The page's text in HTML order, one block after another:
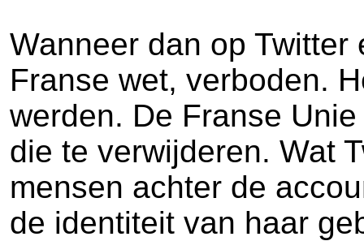
Wanneer dan op
Franse wet, verboden.
werden. De Franse
die te verwijderen. Wat
mensen achter de
de identiteit van haar